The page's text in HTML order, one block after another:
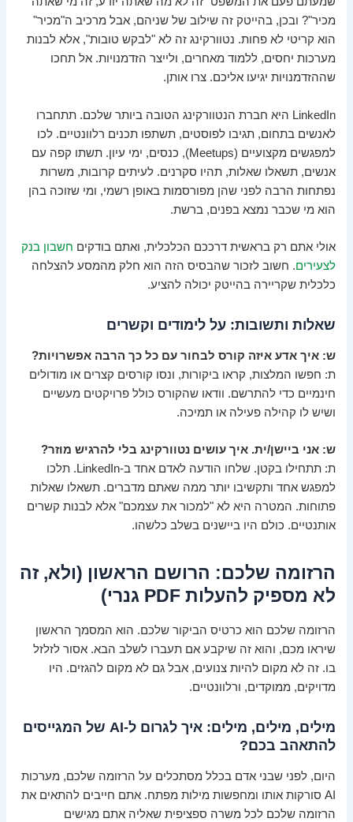
מכיר"? ובכן, בהייטק זה שילוב של שניהם, אבל מרכיב ה"מכיר"
הוא קריטי לא פחות. נטוורקינג זה לא "לבקש טובות", אלא לבנות
מערכות יחסים, ללמוד מאחרים, ולייצר הזדמנויות. אל תחכו
שההזדמנויות יגיעו אליכם. צרו אותן.
LinkedIn היא חברת הנטוורקינג הטובה ביותר שלכם. תתחברו
לאנשים בתחום, תגיבו לפוסטים, תשתפו תכנים רלוונטיים. לכו
למפגשים מקצועיים (Meetups), כנסים, ימי עיון. תשתו קפה עם
אנשים, תשאלו שאלות, תהיו סקרנים. לעיתים קרובות, משרות
נפתחות הרבה לפני שהן מפורסמות באופן רשמי, ומי שזוכה בהן
הוא מי שכבר נמצא בפנים, ברשת.
אולי אתם רק בראשית דרככם הכלכלית, ואתם בודקים חשבון בנק
לצעירים. חשוב לזכור שהבסיס הזה הוא חלק מהמסע להצלחה
כלכלית שקריירה בהייטק יכולה להציע.
שאלות ותשובות: על לימודים וקשרים
ש: איך אדע איזה קורס לבחור עם כל כך הרבה אפשרויות?
ת: חפשו המלצות, קראו ביקורות, ונסו קורסים קצרים או מודולים
חינמיים כדי להתרשם. וודאו שהקורס כולל פרויקטים מעשיים
ושיש לו קהילה פעילה או תמיכה.
ש: אני ביישן/ית. איך עושים נטוורקינג בלי להרגיש מוזר?
ת: תתחילו בקטן. שלחו הודעה לאדם אחד ב-LinkedIn. תלכו
למפגש אחד ותקשיבו יותר ממה שאתם מדברים. תשאלו שאלות
פתוחות. המטרה היא לא "למכור את עצמכם" אלא לבנות קשרים
אותנטיים. כולם היו ביישנים בשלב כלשהו.
הרזומה שלכם: הרושם הראשון (ולא, זה
לא מספיק להעלות PDF גנרי)
הרזומה שלכם הוא כרטיס הביקור שלכם. הוא המסמך הראשון
שיראו מכם, והוא זה שיקבע אם תעברו לשלב הבא. אסור לזלזל
בו. זה לא מקום להיות צנועים, אבל גם לא מקום להגזים. היו
מדויקים, ממוקדים, ורלוונטיים.
מילים, מילים, מילים: איך לגרום ל-AI של המגייסים
להתאהב בכם?
היום, לפני שבני אדם בכלל מסתכלים על הרזומה שלכם, מערכות
AI סורקות אותו ומחפשות מילות מפתח. אתם חייבים להתאים את
הרזומה שלכם לכל משרה ספציפית שאליה אתם מגישים